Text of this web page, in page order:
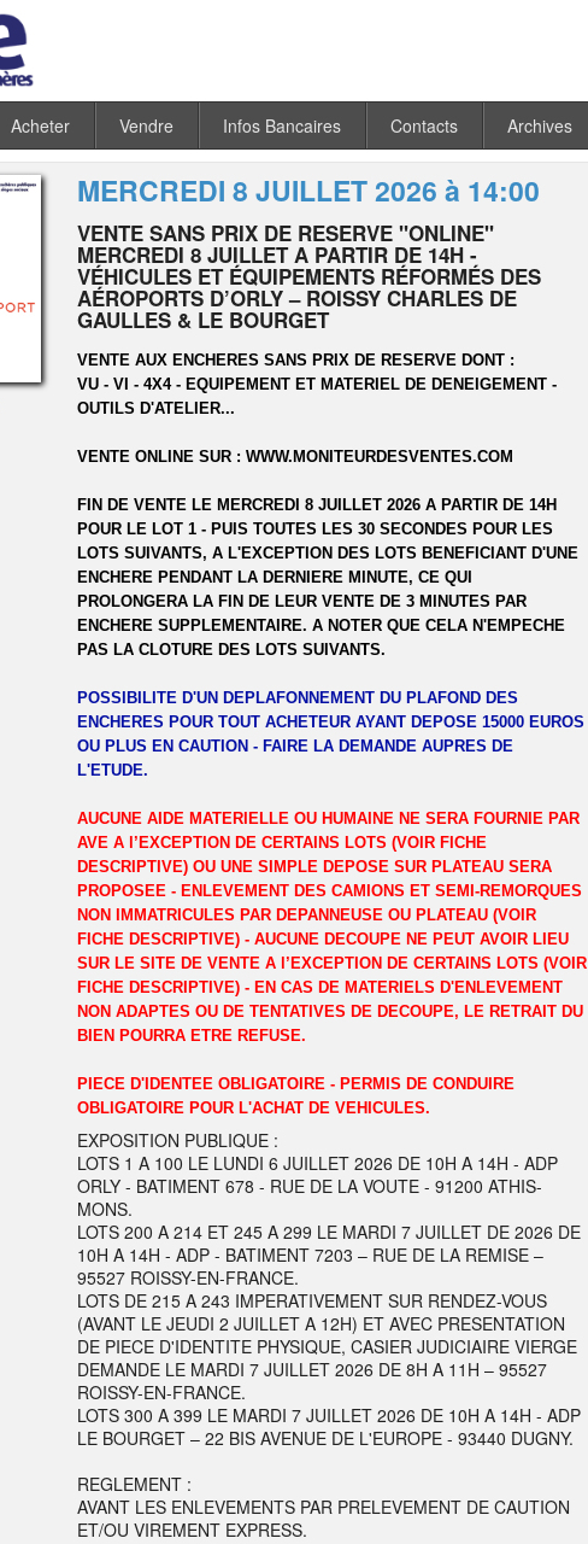
Acheter Vendre Infos Bancaires Contacts Archives
MERCREDI 8 JUILLET 2026 à 14:00
VENTE SANS PRIX DE RESERVE "ONLINE"
MERCREDI 8 JUILLET A PARTIR DE 14H -
VÉHICULES ET ÉQUIPEMENTS RÉFORMÉS DES
AÉROPORTS D’ORLY – ROISSY CHARLES DE
GAULLES & LE BOURGET
VENTE AUX ENCHERES SANS PRIX DE RESERVE DONT :
VU - VI - 4X4 - EQUIPEMENT ET MATERIEL DE DENEIGEMENT -
OUTILS D'ATELIER...
VENTE ONLINE SUR :WWW.MONITEURDESVENTES.COM
FIN DE VENTE LE MERCREDI 8 JUILLET 2026 A PARTIR DE 14H
POUR LE LOT 1 - PUIS TOUTES LES 30 SECONDES POUR LES
LOTS SUIVANTS, A L'EXCEPTION DES LOTS BENEFICIANT D'UNE
ENCHERE PENDANT LA DERNIERE MINUTE, CE QUI
PROLONGERA LA FIN DE LEUR VENTE DE 3 MINUTES PAR
ENCHERE SUPPLEMENTAIRE. A NOTER QUE CELA N'EMPECHE
PAS LA CLOTURE DES LOTS SUIVANTS.
POSSIBILITE D'UN DEPLAFONNEMENT DU PLAFOND DES
ENCHERES POUR TOUT ACHETEUR AYANT DEPOSE 15000 EUROS
OU PLUS EN CAUTION - FAIRE LA DEMANDE AUPRES DE
L'ETUDE.
AUCUNE AIDE MATERIELLE OU HUMAINE NE SERA FOURNIE PAR
AVE A l’EXCEPTION DE CERTAINS LOTS (VOIR FICHE
DESCRIPTIVE) OU UNE SIMPLE DEPOSE SUR PLATEAU SERA
PROPOSEE - ENLEVEMENT DES CAMIONS ET SEMI-REMORQUES
NON IMMATRICULES PAR DEPANNEUSE OU PLATEAU (VOIR
FICHE DESCRIPTIVE) - AUCUNE DECOUPE NE PEUT AVOIR LIEU
SUR LE SITE DE VENTE A l’EXCEPTION DE CERTAINS LOTS (VOIR
FICHE DESCRIPTIVE) - EN CAS DE MATERIELS D'ENLEVEMENT
NON ADAPTES OU DE TENTATIVES DE DECOUPE, LE RETRAIT DU
BIEN POURRA ETRE REFUSE.
PIECE D'IDENTEE OBLIGATOIRE - PERMIS DE CONDUIRE
OBLIGATOIRE POUR L'ACHAT DE VEHICULES.
EXPOSITION PUBLIQUE :
LOTS 1 A 100 LE LUNDI 6 JUILLET 2026 DE 10H A 14H - ADP
ORLY - BATIMENT 678 - RUE DE LA VOUTE - 91200 ATHIS-
MONS.
LOTS 200 A 214 ET 245 A 299 LE MARDI 7 JUILLET DE 2026 DE
10H A 14H - ADP - BATIMENT 7203 – RUE DE LA REMISE –
95527 ROISSY-EN-FRANCE.
LOTS DE 215 A 243 IMPERATIVEMENT SUR RENDEZ-VOUS
(AVANT LE JEUDI 2 JUILLET A 12H) ET AVEC PRESENTATION
DE PIECE D'IDENTITE PHYSIQUE, CASIER JUDICIAIRE VIERGE
DEMANDE LE MARDI 7 JUILLET 2026 DE 8H A 11H – 95527
ROISSY-EN-FRANCE.
LOTS 300 A 399 LE MARDI 7 JUILLET 2026 DE 10H A 14H - ADP
LE BOURGET – 22 BIS AVENUE DE L'EUROPE - 93440 DUGNY.
REGLEMENT :
AVANT LES ENLEVEMENTS PAR PRELEVEMENT DE CAUTION
ET/OU VIREMENT EXPRESS.